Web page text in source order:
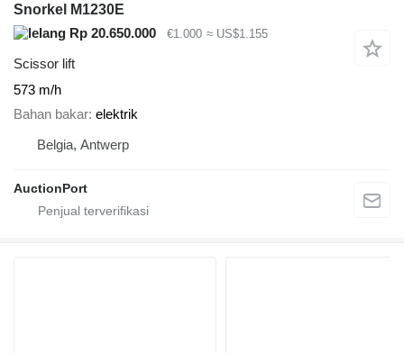
Snorkel M1230E
Rp 20.650.000
€1.000 ≈ US$1.155
Scissor lift
573 m/h
Bahan bakar elektrik
Belgia, Antwerp
AuctionPort